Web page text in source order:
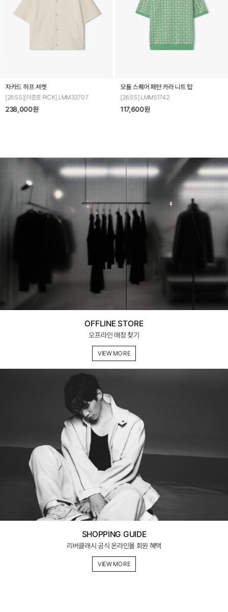
자카드 하프 셔켓
[26SS][이준호 PICK] LMM32707
238,000원
모듈 스퀘어 패턴 카라 니트 탑
[26SS] LMM51742
117,600원
OFFLINE STORE
오프라인 매장 찾기
VIEW MORE
SHOPPING GUIDE
리버클래시 공식 온라인몰 회원 혜택
VIEW MORE